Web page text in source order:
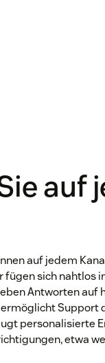
auf
auf jedem
fügen sich nahtlos
Antworten auf
Support
personalisierte
etwa